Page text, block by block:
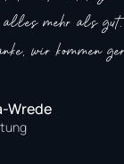
mehr als gut.
wir kommen
Wrede